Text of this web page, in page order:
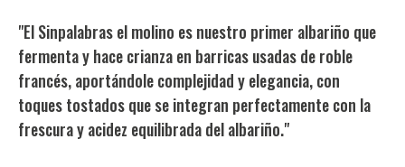
"El Sinpalabras el molino es nuestro primer albariño que
fermenta y hace crianza en barricas usadas de roble
francés, aportándole complejidad y elegancia, con
toques tostados que se integran perfectamente con la
frescura y acidez equilibrada del albariño."